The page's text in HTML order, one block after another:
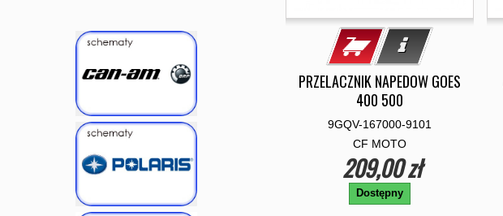
PRZELACZNIK NAPEDOW GOES
400 500
9GQV-167000-9101
CF MOTO
209,00 zł
Dostępny